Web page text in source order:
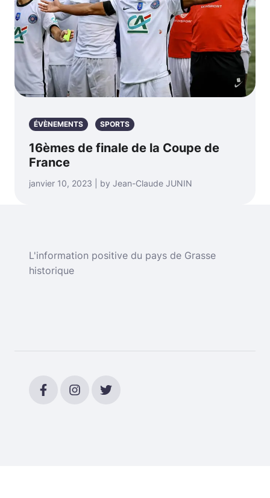
ÉVÈNEMENTS SPORTS
16èmes de finale de la Coupe de
France
janvier 10, 2023 | by Jean-Claude JUNIN
L'information positive du pays de Grasse
historique